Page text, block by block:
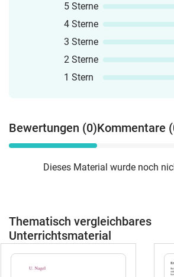
5 Sterne
4 Sterne
3 Sterne
2 Sterne
1 Stern
Bewertungen (0)Kommentare
Dieses Material wurde noch
Thematisch vergleichbares
Unterrichtsmaterial